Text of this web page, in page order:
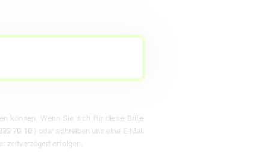
können. Wenn Sie sich für diese Brille
70 10 ) oder schreiben uns eine E-Mail
zeitverzögert erfolgen.